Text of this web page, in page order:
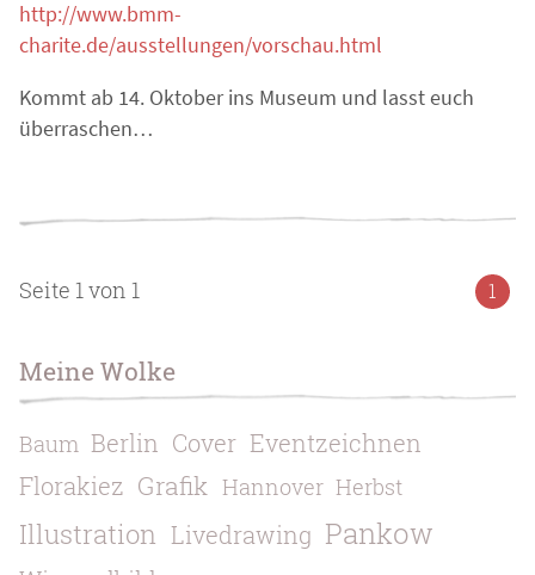
http://www.bmm-
charite.de/ausstellungen/vorschau.html
Kommt ab 14. Oktober ins Museum und lasst euch
überraschen…
Seite 1 von 1 1
Meine Wolke
Baum Berlin Cover Eventzeichnen
Florakiez Grafik Hannover Herbst
Illustration Livedrawing Pankow